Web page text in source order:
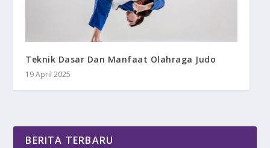
Teknik Dasar Dan Manfaat Olahraga Judo
19 April 2025
BERITA TERBARU